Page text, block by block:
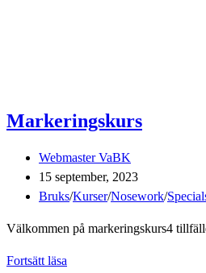
Markeringskurs
Inläggsförfattare:
Webmaster VaBK
Inlägget
publicerat:
15 september, 2023
Inläggskategori:
Bruks/Kurser/Nosework/
Välkommen på markeringskurs4
Fortsätt läsa